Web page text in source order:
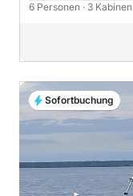
6 Personen · 3 Kabinen
Sofortbuchung